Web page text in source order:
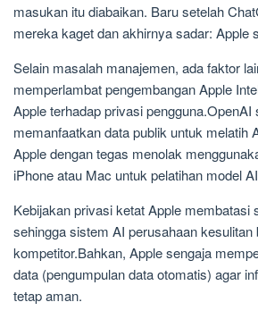
masukan itu diabaikan. Baru setelah
mereka kaget dan akhirnya sadar: Apple
Selain masalah manajemen, ada faktor
memperlambat pengembangan Apple
Apple terhadap privasi pengguna.OpenAI
memanfaatkan data publik untuk melatih
Apple dengan tegas menolak
iPhone atau Mac untuk pelatihan model
Kebijakan privasi ketat Apple membatasi
sehingga sistem AI perusahaan kesulitan
kompetitor.Bahkan, Apple sengaja
data (pengumpulan data otomatis) agar
tetap aman.